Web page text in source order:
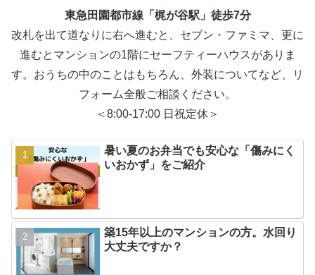
東急田園都市線「梶が谷駅」徒歩7分
改札を出て道なりに右へ進むと、セブン・ファミマ、更に
進むとマンションの1階にセーフティーハウスがありま
す。おうちの中のことはもちろん、外装についてなど、リ
フォーム全般ご相談ください。
＜8:00-17:00 日祝定休＞
暑い夏のお弁当でも安心な「傷みにく
いおかず」をご紹介
築15年以上のマンションの方。水回り
大丈夫ですか？